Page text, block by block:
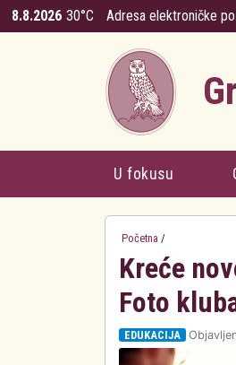
Skoči na glavni sadržaj
8.8.2026 30°C Adresa elektroničke
U fokusu
Početna /
Kreće
Foto
EDUKACIJA